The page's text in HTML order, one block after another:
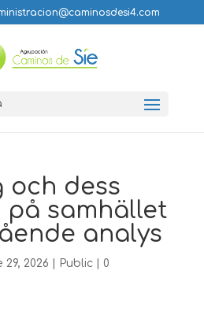
och dess
på samhället
analys
29, 2026 Public| 0